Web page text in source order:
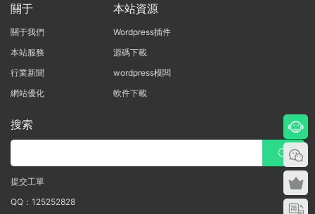
關于
關于我們
本站服務
行業新聞
網站優化
本站資源
Wordpress插件
源碼下載
wordpress模闆
軟件下載
搜索
提交工單
QQ：125252828